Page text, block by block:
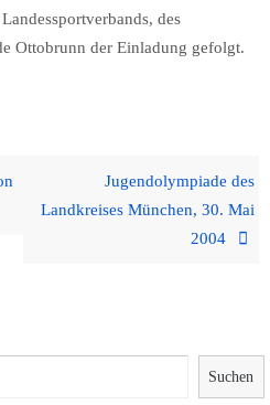
des
Ottobrunn der Einladung gefolgt.
Jugendolympiade des
Landkreises München, 30. Mai
2004
Suchen